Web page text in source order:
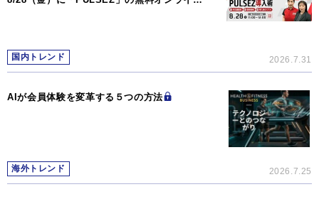
国内トレンド 2026.7.31
AIが会員体験を変革する５つの方法
海外トレンド 2026.7.25